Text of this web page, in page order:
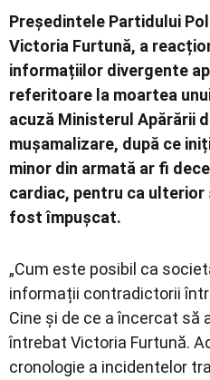
Președintele Partidului
Victoria Furtună, a
informațiilor divergente
referitoare la moartea
acuză Ministerul Apărării
mușamalizare, după ce
minor din armată ar fi
cardiac, pentru ca ulterior
fost împușcat.
„Cum este posibil ca
informații contradictorii
Cine și de ce a încercat să
întrebat Victoria Furtună.
cronologie a incidentelor